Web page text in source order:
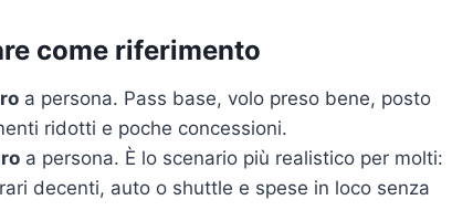
come riferimento
a persona. Pass base, volo preso bene, posto
ridotti e poche concessioni.
a persona. È lo scenario più realistico per molti:
decenti, auto o shuttle e spese in loco senza